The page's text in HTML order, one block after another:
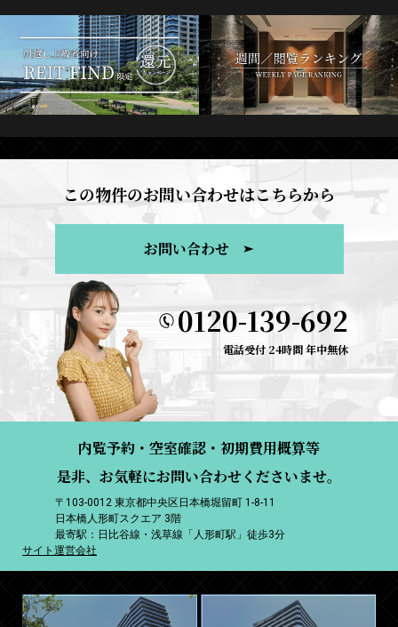
この物件のお問い合わせはこちらから
お問い合わせ
0120-139-692
電話受付 24時間 年中無休
内覧予約・空室確認・初期費用概算等
是非、お気軽にお問い合わせくださいませ。
〒103-0012 東京都中央区日本橋堀留町 1-8-11
日本橋人形町スクエア 3階
最寄駅：日比谷線・浅草線「人形町駅」徒歩3分
サイト運営会社